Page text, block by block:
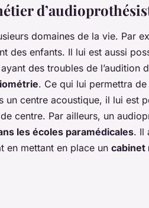
domaines de la vie. Par
des enfants. Il lui est aussi
des troubles de l’audition
. Ce qui lui permettra
un centre acoustique, il lui est
centre. Par ailleurs, un
les écoles paramédicales. Il
en mettant en place un cabinet